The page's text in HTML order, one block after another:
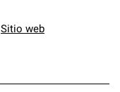
Sitio web